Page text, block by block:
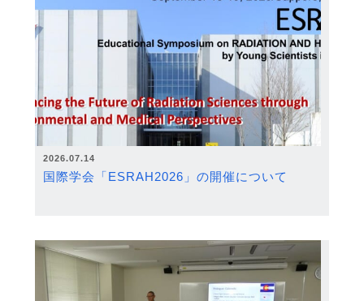
2026.07.14
国際学会「ESRAH2026」の開催について